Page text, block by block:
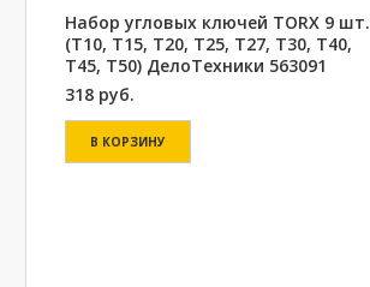
Набор угловых ключей TORX 9 шт.
(Т10, Т15, Т20, Т25, Т27, Т30, Т40,
Т45, Т50) ДелоТехники 563091
318 руб.
В КОРЗИНУ